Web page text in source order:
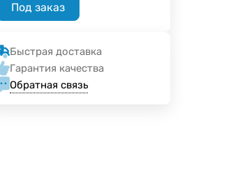
Под заказ
Быстрая доставка
Гарантия качества
Обратная связь